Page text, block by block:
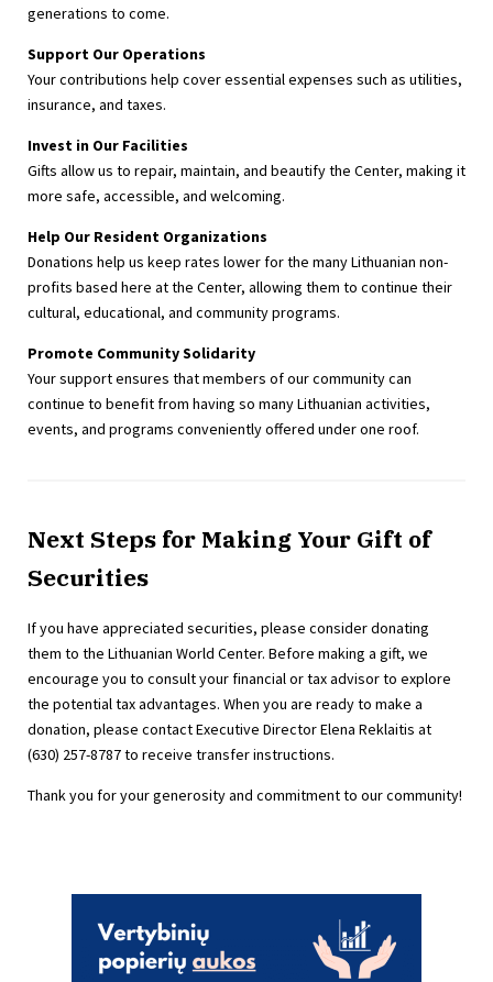
generations to come.
Support Our Operations
Your contributions help cover essential expenses such as utilities,
insurance, and taxes.
Invest in Our Facilities
Gifts allow us to repair, maintain, and beautify the Center, making it
more safe, accessible, and welcoming.
Help Our Resident Organizations
Donations help us keep rates lower for the many Lithuanian non-
profits based here at the Center, allowing them to continue their
cultural, educational, and community programs.
Promote Community Solidarity
Your support ensures that members of our community can
continue to benefit from having so many Lithuanian activities,
events, and programs conveniently offered under one roof.
Next Steps for Making Your Gift of
Securities
If you have appreciated securities, please consider donating
them to the Lithuanian World Center. Before making a gift, we
encourage you to consult your financial or tax advisor to explore
the potential tax advantages. When you are ready to make a
donation, please contact Executive Director Elena Reklaitis at
(630) 257-8787 to receive transfer instructions.
Thank you for your generosity and commitment to our community!